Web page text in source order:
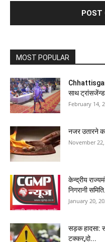
MOST POPULAR
साथ
February 14,
नजर उतारने
November
केन्द्रीय
निगरानी
January 20,
सड़क हादसा:
टक्कर,दो...